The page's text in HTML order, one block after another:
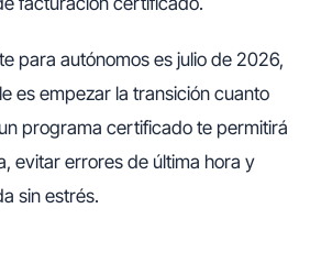
para autónomos es julio de 2026,
es empezar la transición cuanto
programa certificado te permitirá
evitar errores de última hora y
sin estrés.